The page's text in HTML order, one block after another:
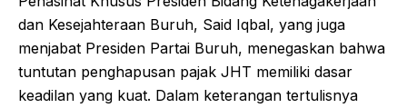
dan Kesejahteraan Buruh, Said Iqbal, yang juga
menjabat Presiden Partai Buruh, menegaskan bahwa
tuntutan penghapusan pajak JHT memiliki dasar
keadilan yang kuat. Dalam keterangan tertulisnya